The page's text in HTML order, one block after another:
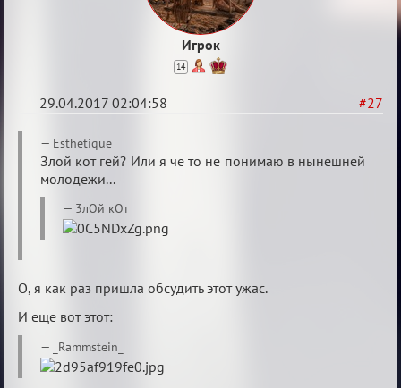
Игрок
14
#27
29.04.2017 02:04:58
Re:
Кубок
Вендетты
Esthetique
Злой кот гей? Или я че то не понимаю в нынешней
молодежи...
3лОй кОт
О, я как раз пришла обсудить этот ужас.
И еще вот этот:
_Rammstein_